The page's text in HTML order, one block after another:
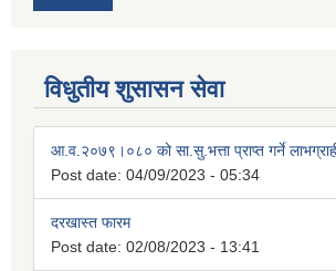
विधुतीय शुसासन सेवा
आ.व.२०७९।०८० को सा.सु.भत्ता प्राप्त गर्ने
Post date: 04/09/2023 - 05:34
दरखास्त फारम
Post date: 02/08/2023 - 13:41